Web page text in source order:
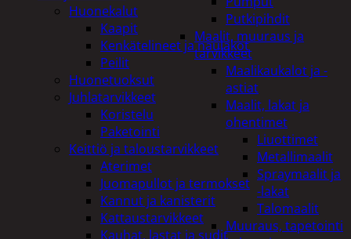
Putkipihdit
Maalit, muuraus ja
tarvikkeet
Maalikaukalot ja -
astiat
Maalit, lakat ja
ohentimet
Liuottimet
Metallimaalit
Spraymaalit ja
-lakat
Talomaalit
Muuraus, tapetointi
Huonekalut
Kaapit
Kenkätelineet ja naulakot
Peilit
Huonetuoksut
Juhlatarvikkeet
Koristelu
Paketointi
Keittiö ja taloustarvikkeet
Aterimet
Juomapullot ja termokset
Kannut ja kanisterit
Kattaustarvikkeet
Kauhat, lastat ja sudit